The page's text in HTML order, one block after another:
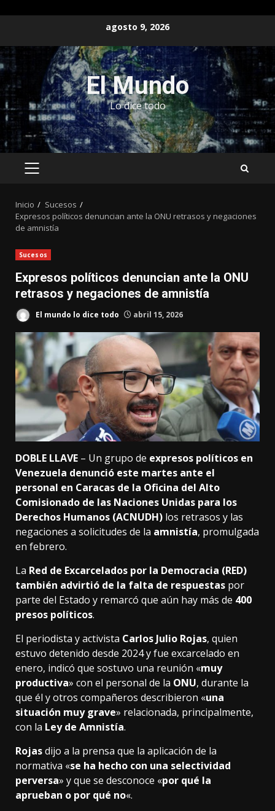
contenido
agosto 9, 2026
El Mundo
Lo dice todo
MENÚ
Inicio
Sucesos
Expresos políticos denuncian ante la ONU retrasos y negaciones
de amnistía
Sucesos
Expresos políticos denuncian ante la ONU
retrasos y negaciones de amnistía
El mundo lo dice todo abril 15, 2026
DOBLE LLAVE – Un grupo de expresos políticos en
Venezuela denunció este martes ante el
personal en Caracas de la Oficina del Alto
Comisionado de las Naciones Unidas para los
Derechos Humanos (ACNUDH) los retrasos y las
negaciones a solicitudes de la amnistía, promulgada
en febrero.
La Red de Excarcelados por la Democracia (RED)
también advirtió de la falta de respuestas por
parte del Estado y remarcó que aún hay más de 400
presos políticos.
El periodista y activista Carlos Julio Rojas, quien
estuvo detenido desde 2024 y fue excarcelado en
enero, indicó que sostuvo una reunión «muy
productiva» con el personal de la ONU, durante la
que él y otros compañeros describieron «una
situación muy grave» relacionada, principalmente,
con la Ley de Amnistía.
Rojasdijo a la prensa que la aplicación de la
normativa «se ha hecho con una selectividad
perversa» y que se desconoce «por qué la
aprueban o por qué no«.